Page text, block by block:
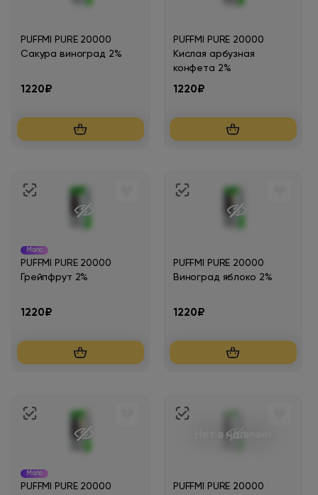
PUFFMI PURE 20000
Сакура виноград 2%
1220₽
PUFFMI PURE 20000
Кислая арбузная
конфета 2%
1220₽
Мало
PUFFMI PURE 20000
Грейпфрут 2%
1220₽
PUFFMI PURE 20000
Виноград яблоко 2%
1220₽
Мало
PUFFMI PURE 20000
Нет в наличии
PUFFMI PURE 20000